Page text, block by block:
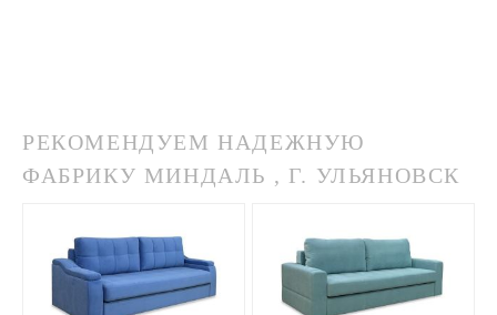
РЕКОМЕНДУЕМ НАДЕЖНУЮ
ФАБРИКУ МИНДАЛЬ , Г. УЛЬЯНОВСК